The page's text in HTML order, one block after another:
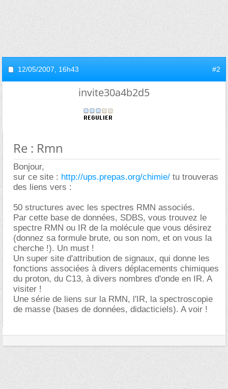
12/05/2007, 16h43 #2
invite30a4b2d5
Re : Rmn
Bonjour,
sur ce site : http://ups.prepas.org/chimie/ tu trouveras
des liens vers :
50 structures avec les spectres RMN associés.
Par cette base de données, SDBS, vous trouvez le
spectre RMN ou IR de la molécule que vous désirez
(donnez sa formule brute, ou son nom, et on vous la
cherche !). Un must !
Un super site d'attribution de signaux, qui donne les
fonctions associées à divers déplacements chimiques
du proton, du C13, à divers nombres d'onde en IR. A
visiter !
Une série de liens sur la RMN, l'IR, la spectroscopie
de masse (bases de données, didacticiels). A voir !